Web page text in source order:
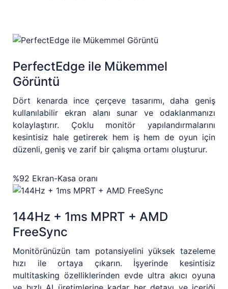
PerfectEdge ile Mükemmel
Görüntü
Dört kenarda ince çerçeve tasarımı, daha geniş
kullanılabilir ekran alanı sunar ve odaklanmanızı
kolaylaştırır. Çoklu monitör yapılandırmalarını
kesintisiz hale getirerek hem iş hem de oyun için
düzenli, geniş ve zarif bir çalışma ortamı oluşturur.
%92 Ekran-Kasa oranı
144Hz + 1ms MPRT + AMD
FreeSync
Monitörünüzün tam potansiyelini yüksek tazeleme
hızı ile ortaya çıkarın. İşyerinde kesintisiz
multitasking özelliklerinden evde ultra akıcı oyuna